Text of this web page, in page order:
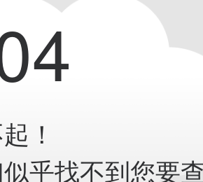
！
乎找不到您要